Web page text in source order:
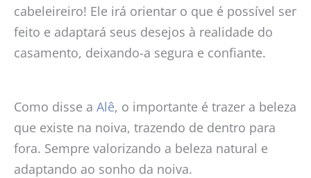
cabeleireiro! Ele irá orientar o que é possível ser
feito e adaptará seus desejos à realidade do
casamento, deixando-a segura e confiante.
Como disse a Alê, o importante é trazer a beleza
que existe na noiva, trazendo de dentro para
fora. Sempre valorizando a beleza natural e
adaptando ao sonho da noiva.